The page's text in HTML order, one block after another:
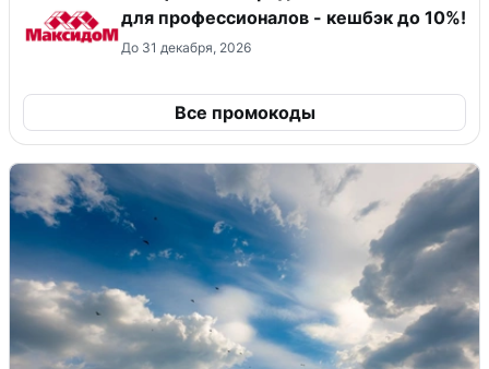
для профессионалов - кешбэк до 10%!
До 31 декабря, 2026
Все промокоды